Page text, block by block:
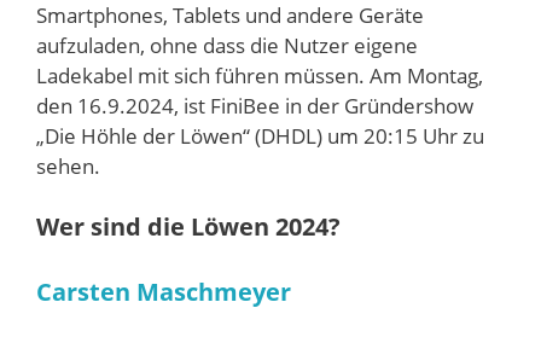
Smartphones, Tablets und andere Geräte
aufzuladen, ohne dass die Nutzer eigene
Ladekabel mit sich führen müssen. Am Montag,
den 16.9.2024, ist FiniBee in der Gründershow
„Die Höhle der Löwen“ (DHDL) um 20:15 Uhr zu
sehen.
Wer sind die Löwen 2024?
Carsten Maschmeyer